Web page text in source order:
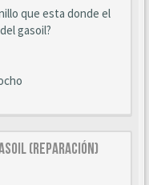
que esta donde el
gasoil?
(reparación)